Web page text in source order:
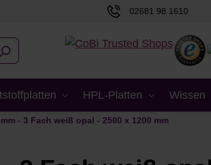
02681 98 1610
HPL-Platten Wissen
- 3 Fach weiß opal - 2500 x 1200 mm